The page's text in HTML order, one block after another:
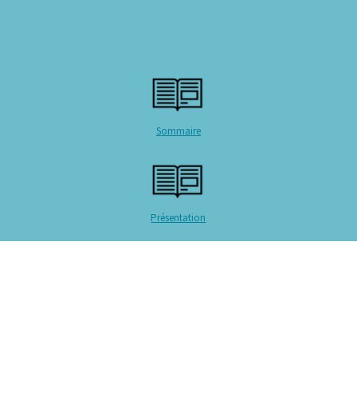
Sommaire
Présentation